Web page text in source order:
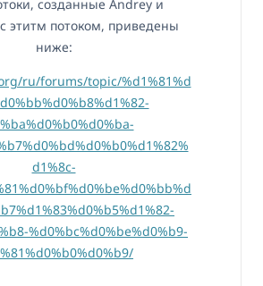
созданные Andrey и
этитм потоком, приведены
ниже:
ru/forums/topic/%d1%81%d
d1%8c-
%d0%bc%d0%be%d0%b9-